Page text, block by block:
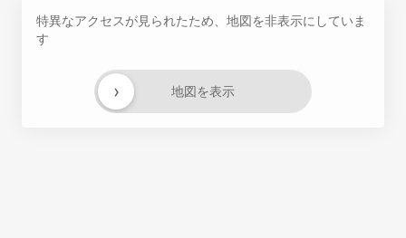
特異なアクセスが見られたため、地図を非表示にしていま
す
地図を表示
›